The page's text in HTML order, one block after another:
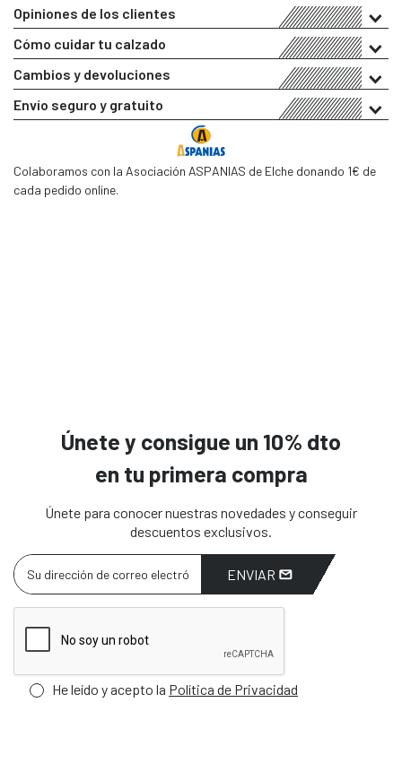
Opiniones de los clientes
Cómo cuidar tu calzado
Cambios y devoluciones
Envío seguro y gratuito
Colaboramos con la Asociación ASPANIAS de Elche donando 1€ de
cada pedido online.
Únete y consigue un 10% dto
en tu primera compra
Únete para conocer nuestras novedades y conseguir
descuentos exclusivos.
ENVIAR
He leído y acepto la Política de Privacidad